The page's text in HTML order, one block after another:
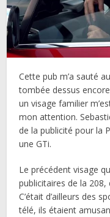
Cette pub m’a sauté
tombée dessus
un visage familier
mon attention.
de la publicité pour la
une GTi.
Le précédent visage
publicitaires de la 208,
C’était d’ailleurs des
télé, ils étaient